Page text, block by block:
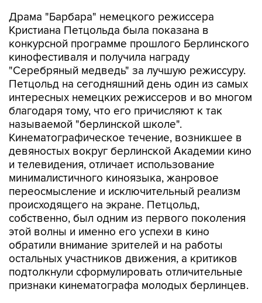
Драма "Барбара" немецкого режиссера
Кристиана Петцольда была показана в
конкурсной программе прошлого Берлинского
кинофестиваля и получила награду
"Серебряный медведь" за лучшую режиссуру.
Петцольд на сегодняшний день один из самых
интересных немецких режиссеров и во многом
благодаря тому, что его причисляют к так
называемой "берлинской школе".
Кинематографическое течение, возникшее в
девяностых вокруг берлинской Академии кино
и телевидения, отличает использование
минималистичного киноязыка, жанровое
переосмысление и исключительный реализм
происходящего на экране. Петцольд,
собственно, был одним из первого поколения
этой волны и именно его успехи в кино
обратили внимание зрителей и на работы
остальных участников движения, а критиков
подтолкнули сформулировать отличительные
признаки кинематографа молодых берлинцев.